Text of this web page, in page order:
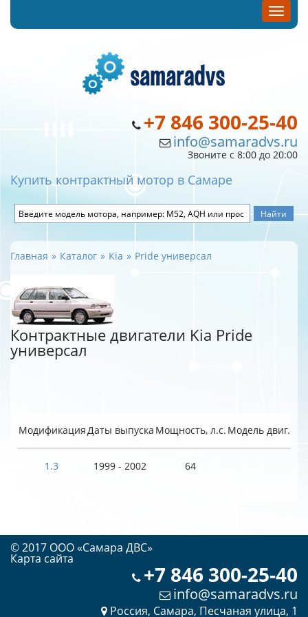
+7 846 300-25-40
info@samaradvs.ru
Звоните с 8:00 до 20:00
Купить контрактный мотор в Самаре
Главная Каталог Kia Pride универсал
Контрактные двигатели Kia Pride
универсал
МодификацияДаты выпуска Мощность, л.с. Модель двиг.
1.3 1999 - 2002 64
© 2017 OOO «Самара ДВС»
Карта сайта
+7 846 300-25-40
info@samaradvs.ru
Россия, Самара, Песчаная улица, 1